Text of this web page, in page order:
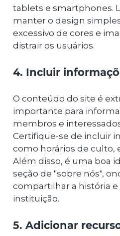
tablets e smartphones.
manter o design
excessivo de cores e
distrair os usuários.
4. Incluir
O conteúdo do site é
importante para
membros e
Certifique-se de incluir
como horários de culto,
Além disso, é uma boa
seção de "sobre nós",
compartilhar a história e
instituição.
5. Adicionar